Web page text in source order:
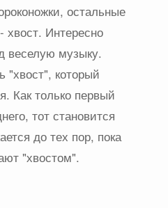
остальные
хвост. Интересно
веселую музыку.
"хвост", который
Как только первый
тот становится
до тех пор, пока
"хвостом".